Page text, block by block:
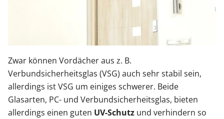
Zwar können Vordächer aus z. B.
Verbundsicherheitsglas (VSG) auch sehr stabil sein,
allerdings ist VSG um einiges schwerer. Beide
Glasarten, PC- und Verbundsicherheitsglas, bieten
allerdings einen guten UV-Schutz und verhindern so